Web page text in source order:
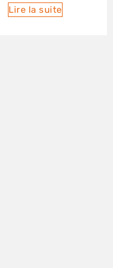
Lire la suite